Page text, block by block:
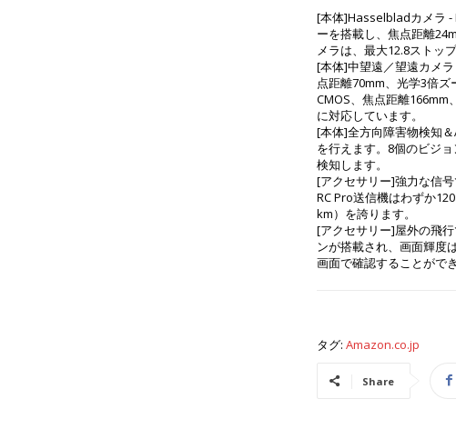
[本体]Hasselbladカメラ
ーを搭載し、焦点距離
メラは、最大12.8ストッ
[本体]中望遠／望遠カメ
点距離70mm、光学3倍
CMOS、焦点距離166mm
に対応しています。
[本体]全方向障害物検知
を行えます。8個のビジ
検知します。
[アクセサリー]強力な信
RC Pro送信機はわずか
km）を誇ります。
[アクセサリー]屋外の飛
ンが搭載され、画面輝度
画面で確認することができ
タグ: Amazon.co.jp
Share